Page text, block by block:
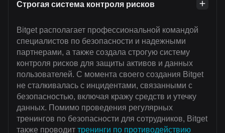
Строгая система контроля рисков
Bitget располагает профессиональной командой
специалистов по безопасности и надежными
партнерами, а также создала строгую систему
контроля рисков для защиты активов и данных
пользователей. С момента своего создания Bitget
не сталкивалась с инцидентами, связанными с
безопасностью, включая кражу средств и утечку
данных. Помимо проведения регулярных
тренингов по безопасности для сотрудников, Bitget
также проводит тренинги по противодействию